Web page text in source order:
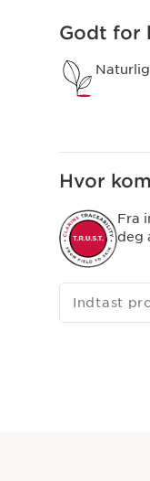
Godt for
Hvor
Fra
deg
Indtast